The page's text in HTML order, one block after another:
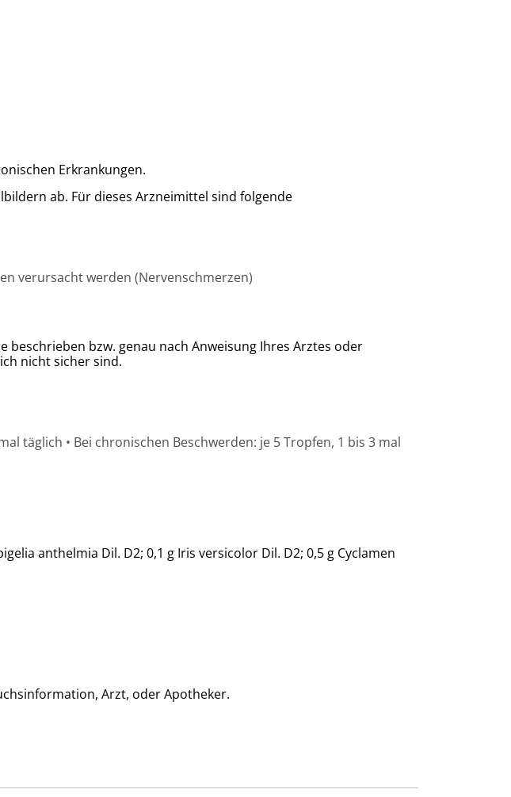
Erkrankungen.
ab. Für dieses Arzneimittel sind folgende
verursacht werden (Nervenschmerzen)
beschrieben bzw. genau nach Anweisung Ihres Arztes oder
nicht sicher sind.
täglich • Bei chronischen Beschwerden: je 5 Tropfen, 1 bis 3 mal
anthelmia Dil. D2; 0,1 g Iris versicolor Dil. D2; 0,5 g Cyclamen
Arzt, oder Apotheker.